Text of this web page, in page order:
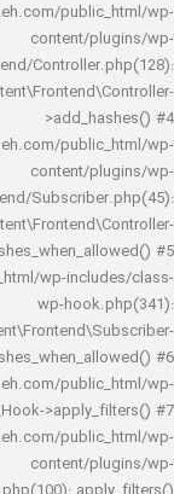
decokadeh.com/
Frontend/
decokadeh.com/
Frontend/
public_html/wp-
wp-
decokadeh.com/
WP_Hook-
decokadeh.com/